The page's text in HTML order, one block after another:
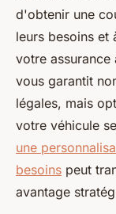
d'obtenir une
leurs besoins et
votre assurance
vous garantit
légales, mais
votre véhicule
une
besoins peut
avantage